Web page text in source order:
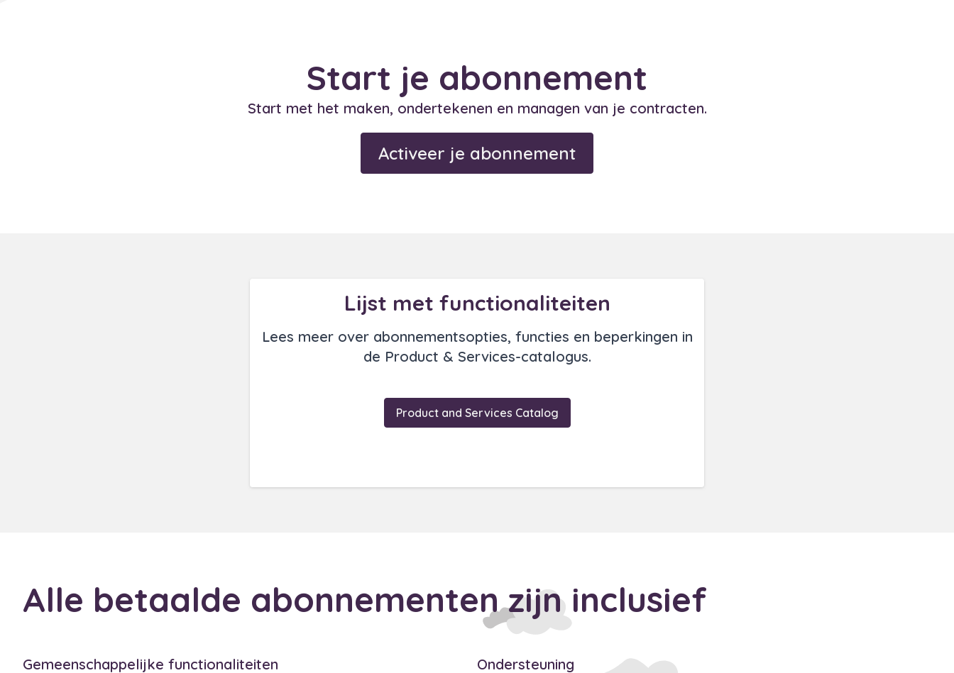
Start je abonnement
Start met het maken, ondertekenen en managen van je contracten.
Activeer je abonnement
Lijst met functionaliteiten
Lees meer over abonnementsopties, functies en beperkingen in
de Product & Services-catalogus.
Product and Services Catalog
Alle betaalde abonnementen zijn inclusief
Gemeenschappelijke functionaliteiten Ondersteuning